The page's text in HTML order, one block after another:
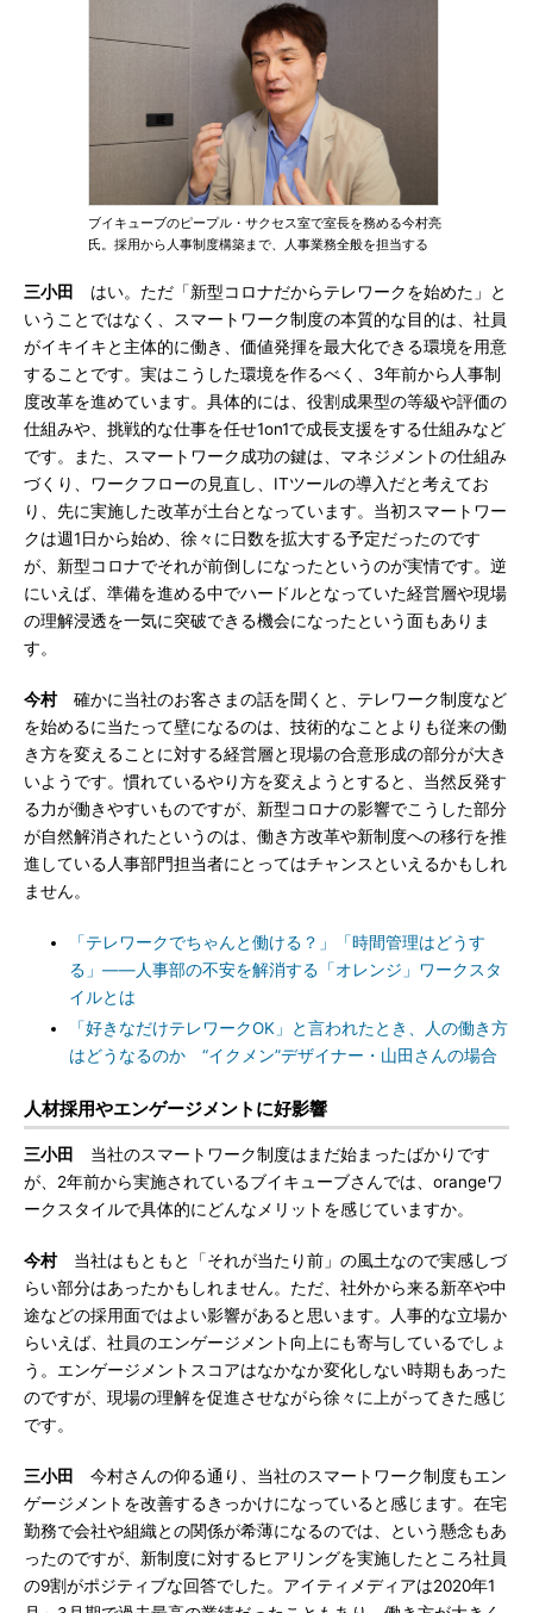
ブイキューブのピープル・サクセス室で室長を務める今村亮
氏。採用から人事制度構築まで、人事業務全般を担当する
三小田
はい。ただ「新型コロナだからテレワークを始めた」と
いうことではなく、スマートワーク制度の本質的な目的は、社員
がイキイキと主体的に働き、価値発揮を最大化できる環境を用意
することです。実はこうした環境を作るべく、3年前から人事制
度改革を進めています。具体的には、役割成果型の等級や評価の
仕組みや、挑戦的な仕事を任せ1on1で成長支援をする仕組みなど
です。また、スマートワーク成功の鍵は、マネジメントの仕組み
づくり、ワークフローの見直し、ITツールの導入だと考えてお
り、先に実施した改革が土台となっています。当初スマートワー
クは週1日から始め、徐々に日数を拡大する予定だったのです
が、新型コロナでそれが前倒しになったというのが実情です。逆
にいえば、準備を進める中でハードルとなっていた経営層や現場
の理解浸透を一気に突破できる機会になったという面もありま
す。
今村確かに当社のお客さまの話を聞くと、テレワーク制度など
を始めるに当たって壁になるのは、技術的なことよりも従来の働
き方を変えることに対する経営層と現場の合意形成の部分が大き
いようです。慣れているやり方を変えようとすると、当然反発す
る力が働きやすいものですが、新型コロナの影響でこうした部分
が自然解消されたというのは、働き方改革や新制度への移行を推
進している人事部門担当者にとってはチャンスといえるかもしれ
ません。
「テレワークでちゃんと働ける？」「時間管理はどうす
る」――人事部の不安を解消する「オレンジ」ワークスタ
イルとは
「好きなだけテレワークOK」と言われたとき、人の働き方
はどうなるのか “イクメン”デザイナー・山田さんの場合
人材採用やエンゲージメントに好影響
三小田
当社のスマートワーク制度はまだ始まったばかりです
が、2年前から実施されているブイキューブさんでは、orangeワ
ークスタイルで具体的にどんなメリットを感じていますか。
今村当社はもともと「それが当たり前」の風土なので実感しづ
らい部分はあったかもしれません。ただ、社外から来る新卒や中
途などの採用面ではよい影響があると思います。人事的な立場か
らいえば、社員のエンゲージメント向上にも寄与しているでしょ
う。エンゲージメントスコアはなかなか変化しない時期もあった
のですが、現場の理解を促進させながら徐々に上がってきた感じ
です。
三小田
今村さんの仰る通り、当社のスマートワーク制度もエン
ゲージメントを改善するきっかけになっていると感じます。在宅
勤務で会社や組織との関係が希薄になるのでは、という懸念もあ
ったのですが、新制度に対するヒアリングを実施したところ社員
の9割がポジティブな回答でした。アイティメディアは2020年1